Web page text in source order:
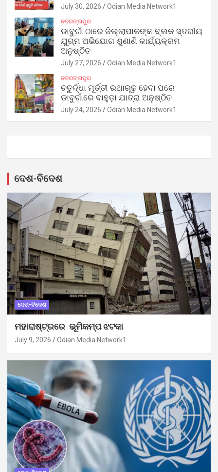
July 30, 2026 Odian Media Network1
ନବରଙ୍ଗପୁର
ଡାବୁଗାଁ ଠାରେ ଜିଲ୍ଲାପାଳଙ୍କ ବ୍ଲକ ସ୍ତରୀୟ
ଯୁଗ୍ମ ଅଭିଯୋଗ ଶୁଣାଣି କାର୍ଯ୍ୟକ୍ରମ
ଅନୁଷ୍ଠିତ
July 27, 2026 Odian Media Network1
ନବରଙ୍ଗପୁର
ଚତୁର୍ଦ୍ଧା ମୂର୍ତ୍ତୀ ରଥାରୂଢ଼ ହେବା ପରେ
ଡାବୁଗାଁରେ ବାହୁଡ଼ା ଯାତ୍ରା ଅନୁଷ୍ଠିତ
July 24, 2026 Odian Media Network1
ଦେଶ-ବିଦେଶ
ଦେଶ-ବିଦେଶ
ମହାରାଷ୍ଟ୍ରରେ ଭୂମିକମ୍ପ ଝଟକା
July 9, 2026 Odian Media Network1